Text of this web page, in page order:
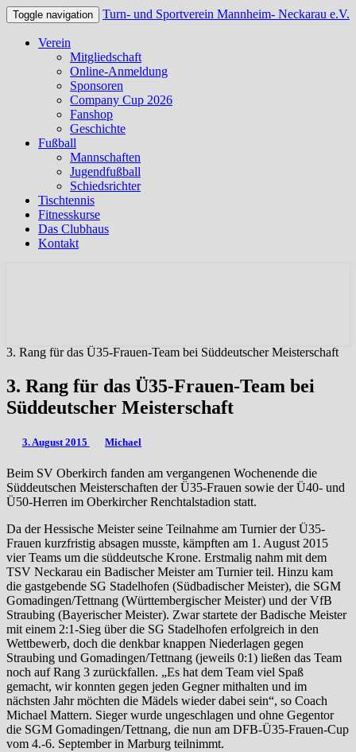
Toggle navigation Turn- und Sportverein Mannheim- Neckarau e.V.
Verein
Mitgliedschaft
Online-Anmeldung
Sponsoren
Company Cup 2026
Fanshop
Geschichte
Fußball
Mannschaften
Jugendfußball
Schiedsrichter
Tischtennis
Fitnesskurse
Das Clubhaus
Kontakt
3. Rang für das Ü35-Frauen-Team bei Süddeutscher Meisterschaft
3. Rang für das Ü35-Frauen-Team bei
Süddeutscher Meisterschaft
3. August 2015 Michael
Beim SV Oberkirch fanden am vergangenen Wochenende die
Süddeutschen Meisterschaften der Ü35-Frauen sowie der Ü40- und
Ü50-Herren im Oberkircher Renchtalstadion statt.
Da der Hessische Meister seine Teilnahme am Turnier der Ü35-
Frauen kurzfristig absagen musste, kämpften am 1. August 2015
vier Teams um die süddeutsche Krone. Erstmalig nahm mit dem
TSV Neckarau ein Badischer Meister am Turnier teil. Hinzu kam
die gastgebende SG Stadelhofen (Südbadischer Meister), die SGM
Gomadingen/Tettnang (Württembergischer Meister) und der VfB
Straubing (Bayerischer Meister). Zwar startete der Badische Meister
mit einem 2:1-Sieg über die SG Stadelhofen erfolgreich in den
Wettbewerb, doch die denkbar knappen Niederlagen gegen
Straubing und Gomadingen/Tettnang (jeweils 0:1) ließen das Team
noch auf Rang 3 zurückfallen. „Es hat dem Team viel Spaß
gemacht, wir konnten gegen jeden Gegner mithalten und im
nächsten Jahr möchten die Mädels wieder dabei sein“, so Coach
Michael Mattern. Sieger wurde ungeschlagen und ohne Gegentor
die SGM Gomadingen/Tettnang, die nun am DFB-Ü35-Frauen-Cup
vom 4.-6. September in Marburg teilnimmt.